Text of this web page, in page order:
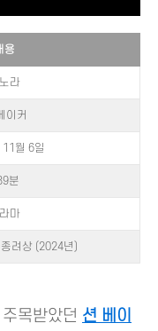
용
라
이커
월 6일
분
마
려상 (2024년)
목받았던 션 베이